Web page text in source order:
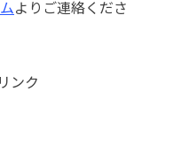
よりご連絡くださ
ンク